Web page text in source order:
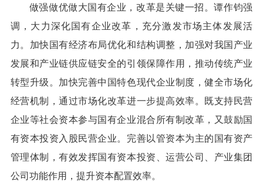
做强做优做大国有企业，改革是关键一招。谭作钧强
调，大力深化国有企业改革，充分激发市场主体发展活
力。加快国有经济布局优化和结构调整，加强对我国产业
发展和产业链供应链安全的引领保障作用，推动传统产业
转型升级。加快完善中国特色现代企业制度，健全市场化
经营机制，通过市场化改革进一步提高效率。既支持民营
企业等社会资本参与国有企业混合所有制改革，又鼓励国
有资本投资入股民营企业。完善以管资本为主的国有资产
管理体制，有效发挥国有资本投资、运营公司、产业集团
公司功能作用，提升资本配置效率。